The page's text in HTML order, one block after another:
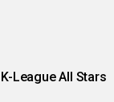
League All Stars